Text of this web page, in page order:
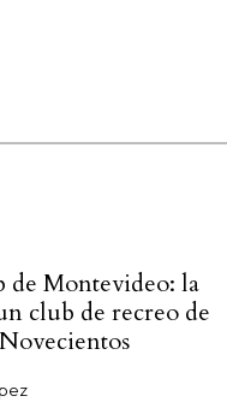
de Montevideo: la
club de recreo de